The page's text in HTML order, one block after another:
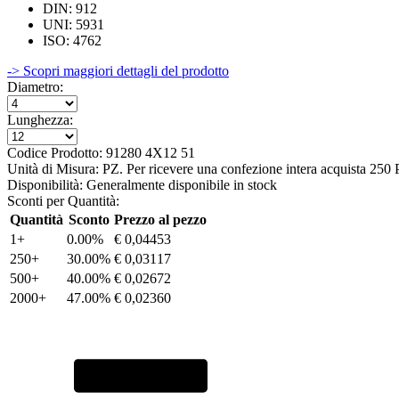
DIN: 912
UNI: 5931
ISO: 4762
-> Scopri maggiori dettagli del prodotto
Diametro:
Lunghezza:
Codice Prodotto: 91280 4X12 51
Unità di Misura: PZ. Per ricevere una confezione intera acquista 250
Disponibilità: Generalmente disponibile in stock
Sconti per Quantità:
Quantità Sconto Prezzo al pezzo
1+
0.00%
€ 0,04453
250+
30.00% € 0,03117
500+
40.00% € 0,02672
2000+
47.00% € 0,02360